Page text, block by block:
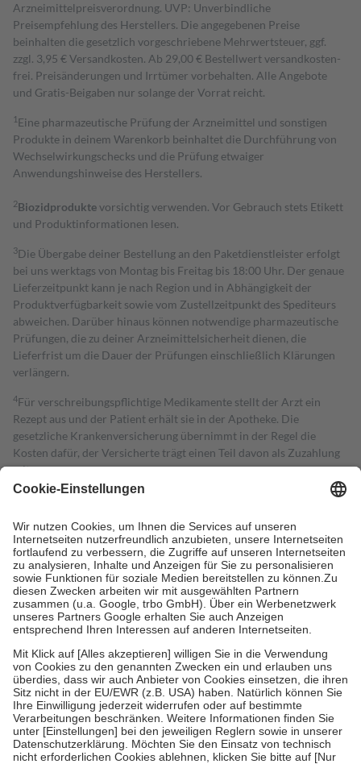
Arzneimittelpreisverordnung. UVP: Unverbindliche
Preisempfehlung des Herstellers. Die angegebenen Preise
beinhalten die gesetzlich vorgeschriebene Mehrwertsteuer, ggf.
zzgl. 3,95 € Versandkosten. Ab 29,00 € Bestell­wert versand­kosten­
frei. Preisänderungen und Irrtümer vorbehalten. Alle Angebote
und Gratis-Beigaben nur solange der Vorrat reicht.
1 Eine pharmazeutische Prüfung der Arzneimittel und sonstigen
Produkte in deinem Warenkorb beinhaltet die Durchführung von
Wechselwirkungschecks und die Prüfung etwaiger
Anwendungshinweise des Herstellers.
2Biozidproduktevorsichtig verwenden. Vor Gebrauch stets Etikett
und Produktinformationen lesen.
3Die Übergabe deiner Bestellung an den Paketdienstleister erfolgt
bei uns werktags von Montag bis Freitag bis 18:00 Uhr. Der genaue
Lieferzeitpunkt kann je nach Region und in Abhängigkeit der
Produktverfügbarkeit sowie vom Zustellzeitpunkt des Spediteurs
abweichen. Darüber hinaus können notwendige pharmazeutische
Prüfungen, die zu deiner Arzneimittelsicherheit dienen, die
Lieferfrist um die Dauer der Prüfungen einschließlich Klärungen
verlängern.
4Für verschreibungspflichtige Medikamente stellt der Arzt ein
Rezept aus und der Patient erhält sie in der Apotheke. Die
gesetzliche Krankenversicherung übernimmt in der Regel die
Kosten dafür, der Versicherte trägt einen Teil davon als Zuzahlung
mit.
Grundsätzlich leisten Mitglieder Zuzahlungen in Höhe von zehn
höchstens zehn Euro.
Es sind jedoch nie mehr als die tatsächlichen
Kosten der Leistung zu entrichten.
Diese Regeln gelten grundsätzlich auch für Online-Apotheken.
Bei Heilmitteln und häuslicher Krankenpflege beträgt die
Zuzahlung zehn Prozent der Kosten sowie zehn Euro je
Verordnung.
Um das Engagement der Versicherten für ihre eigene Gesundheit zu
stärken und die besondere Stellung der Familie zu unterstützen,
fallenkeine Zuzahlungenan bei:
• Kindern und Jugendlichen bis zum vollendeten 18. Lebensjahr
mit Ausnahme der Fahrkosten
• Untersuchungen zur Vorsorge und Früherkennung, die von der
GKV getragen werden
• empfohlenen Schutzimpfungen
• Harn- und Blutteststreifen